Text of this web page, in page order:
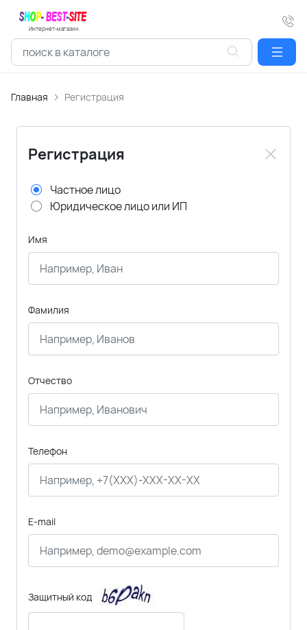
Интернет-магазин
Главная Регистрация
Регистрация
Частное лицо
Юридическое лицо или ИП
Имя
Фамилия
Отчество
Телефон
E-mail
Защитный код